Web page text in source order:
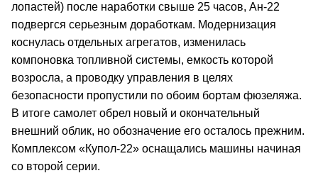
лопастей) после наработки свыше 25 часов, Ан‑22
подвергся серьезным доработкам. Модернизация
коснулась отдельных агрегатов, изменилась
компоновка топливной системы, емкость которой
возросла, а проводку управления в целях
безопасности пропустили по обоим бортам фюзеляжа.
В итоге самолет обрел новый и окончательный
внешний облик, но обозначение его осталось прежним.
Комплексом «Купол‑22» оснащались машины начиная
со второй серии.